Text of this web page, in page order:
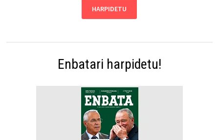
Enbatari harpidetu!